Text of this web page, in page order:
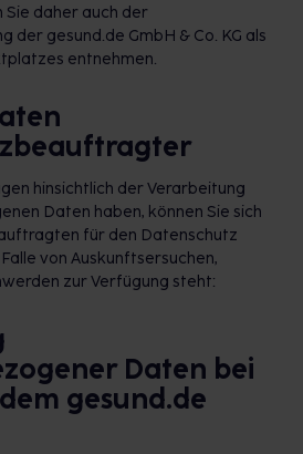
daher auch der
der gesund.de GmbH & Co. KG als
entnehmen.
hinsichtlich der Verarbeitung
Daten haben, können Sie sich
für den Datenschutz
von Auskunftsersuchen,
zur Verfügung steht:
Daten bei
gesund.de